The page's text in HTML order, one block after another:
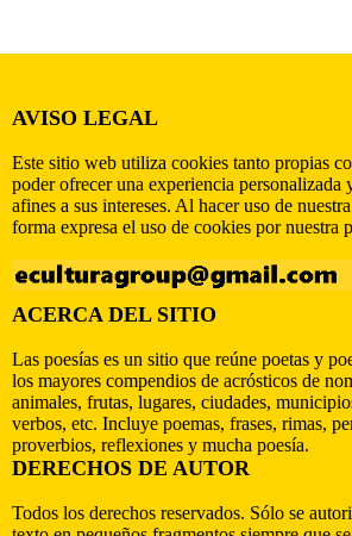
AVISO LEGAL
Este sitio web utiliza cookies tanto propias
poder ofrecer una experiencia personalizada
afines a sus intereses. Al hacer uso de
forma expresa el uso de cookies por nuestra
ACERCA DEL SITIO
Las poesías es un sitio que reúne poetas y
los mayores compendios de acrósticos de
animales, frutas, lugares, ciudades,
verbos, etc. Incluye poemas, frases, rimas,
proverbios, reflexiones y mucha poesía.
DERECHOS DE AUTOR
Todos los derechos reservados. Sólo se